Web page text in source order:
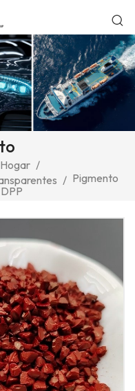
Hogar /
/ Pigmento